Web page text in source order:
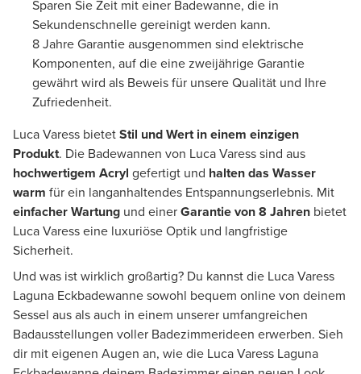
Sparen Sie Zeit mit einer Badewanne, die in
Sekundenschnelle gereinigt werden kann.
8 Jahre Garantie ausgenommen sind elektrische
Komponenten, auf die eine zweijährige Garantie
gewährt wird als Beweis für unsere Qualität und Ihre
Zufriedenheit.
Luca Varess bietetStil und Wert in einem einzigen
Produkt. Die Badewannen von Luca Varess sind aus
hochwertigem Acryl gefertigt und halten das Wasser
warm für ein langanhaltendes Entspannungserlebnis. Mit
einfacher Wartung und einerGarantie von 8 Jahren bietet
Luca Varess eine luxuriöse Optik und langfristige
Sicherheit.
Und was ist wirklich großartig? Du kannst die Luca Varess
Laguna Eckbadewanne sowohl bequem online von deinem
Sessel aus als auch in einem unserer umfangreichen
Badausstellungen voller Badezimmerideen erwerben. Sieh
dir mit eigenen Augen an, wie die Luca Varess Laguna